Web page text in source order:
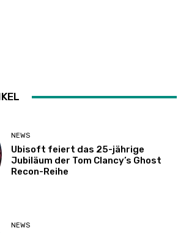
NEWS
Ubisoft feiert das 25-jährige
Jubiläum der Tom Clancy’s Ghost
Recon-Reihe
NEWS